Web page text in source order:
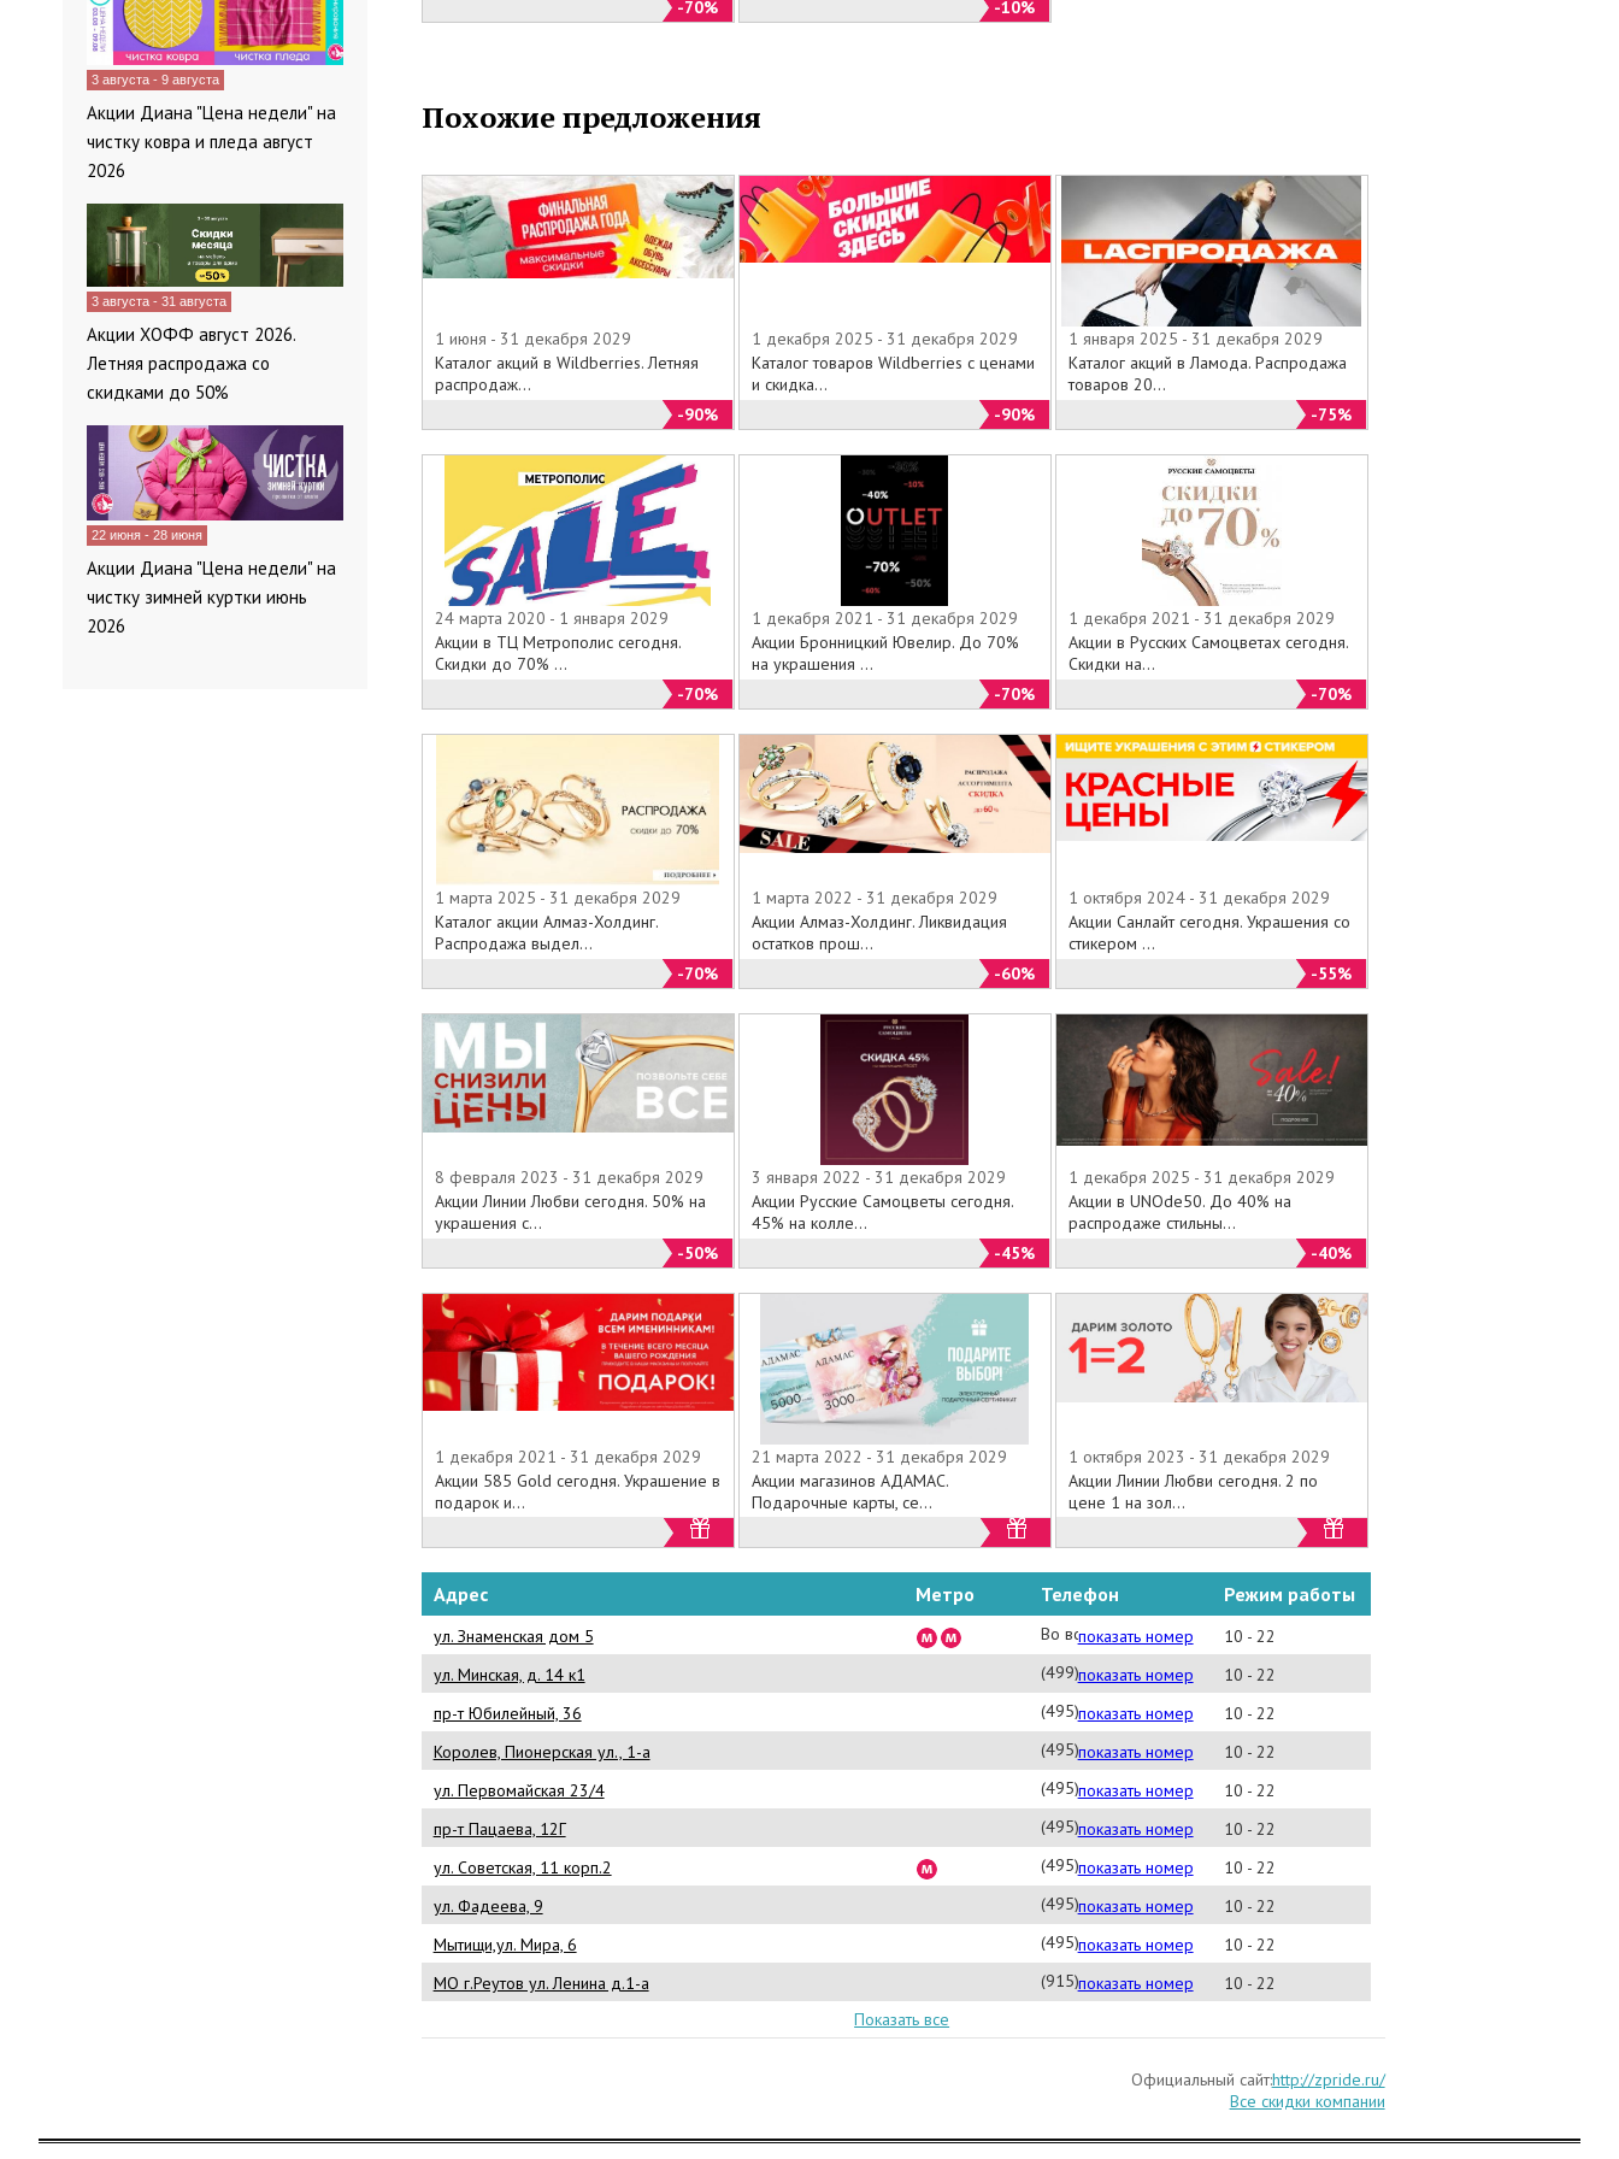
давать её во временное пользование своим друзьям и близким
-70% -10%
Похожие предложения
1 июня - 31 декабря 2029
Каталог акций в Wildberries. Летняя
распродаж...
-90%
1 декабря 2025 - 31 декабря 2029
Каталог товаров Wildberries с ценами
и скидка...
-90%
1 января 2025 - 31 декабря 2029
Каталог акций в Ламода. Распродажа
товаров 20...
-75%
24 марта 2020 - 1 января 2029
Акции в ТЦ Метрополис сегодня.
Скидки до 70% ...
-70%
1 декабря 2021 - 31 декабря 2029
Акции Бронницкий Ювелир. До 70%
на украшения ...
-70%
1 декабря 2021 - 31 декабря 2029
Акции в Русских Самоцветах сегодня.
Скидки на...
-70%
1 марта 2025 - 31 декабря 2029
Каталог акции Алмаз-Холдинг.
Распродажа выдел...
-70%
1 марта 2022 - 31 декабря 2029
Акции Алмаз-Холдинг. Ликвидация
остатков прош...
-60%
1 октября 2024 - 31 декабря 2029
Акции Санлайт сегодня. Украшения со
стикером ...
-55%
8 февраля 2023 - 31 декабря 2029
Акции Линии Любви сегодня. 50% на
украшения с...
-50%
3 января 2022 - 31 декабря 2029
Акции Русские Самоцветы сегодня.
45% на колле...
-45%
1 декабря 2025 - 31 декабря 2029
Акции в UNOde50. До 40% на
распродаже стильны...
-40%
1 декабря 2021 - 31 декабря 2029
Акции 585 Gold сегодня. Украшение в
подарок и...
21 марта 2022 - 31 декабря 2029
Акции магазинов АДАМАС.
Подарочные карты, се...
1 октября 2023 - 31 декабря 2029
Акции Линии Любви сегодня. 2 по
цене 1 на зол...
Адрес Метро Телефон Режим работы
ул. Знаменская дом 5 Во все салоны:(495) 223-67-02
показать номер
10 - 22
ул. Минская, д. 14 к1
(499) 146-55-37
показать номер
10 - 22
пр-т Юбилейный, 36
(495) 223-67-02
показать номер
10 - 22
Королев, Пионерская ул., 1-а
(495) 223-67-02
показать номер
10 - 22
ул. Первомайская 23/4
(495) 223-67-02
показать номер
10 - 22
пр-т Пацаева, 12Г
(495) 223-67-02
показать номер
10 - 22
ул. Советская, 11 корп.2
(495) 223-67-02
показать номер
10 - 22
ул. Фадеева, 9
(495) 223-67-02
показать номер
10 - 22
Мытищи,ул. Мира, 6
(495) 223-67-02
показать номер
10 - 22
МО г.Реутов ул. Ленина д.1-а
(915) 138-17-44
показать номер
10 - 22
Показать все
Официальный сайт:http://zpride.ru/
Все скидки компании
3 августа - 9 августа
Акции Диана "Цена недели" на
чистку ковра и пледа август
2026
3 августа - 31 августа
Акции ХОФФ август 2026.
Летняя распродажа со
скидками до 50%
22 июня - 28 июня
Акции Диана "Цена недели" на
чистку зимней куртки июнь
2026